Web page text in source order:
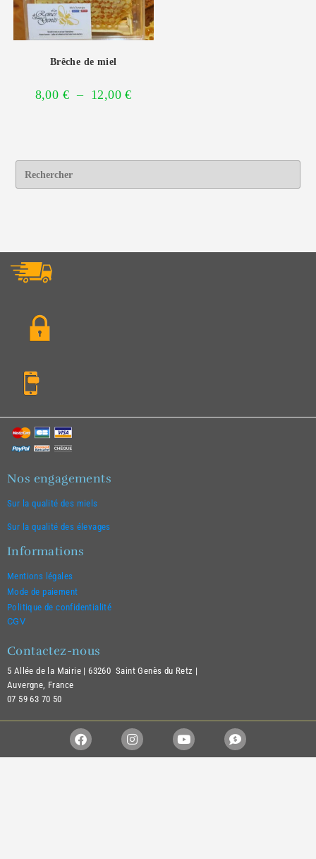
Brêche de miel
8,00 € – 12,00€
Nos engagements
Sur la qualité des miels
Sur la qualité des élevages
Informations
Mentions légales
Mode de paiement
Politique de confidentialité
CGV
Contactez-nous
5 Allée de la Mairie |63260 Saint Genès du Retz |
Auvergne, France
07 59 63 70 50